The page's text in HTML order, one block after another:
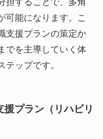
いよう、会社全体で
鍵といえます。
産業医からなる
が所属する部署の